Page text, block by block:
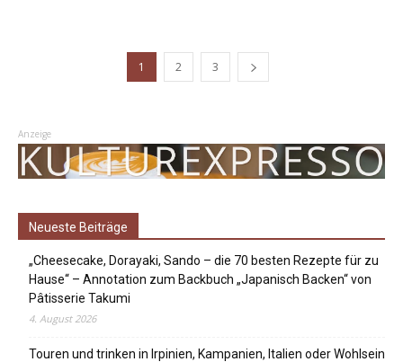
1 2 3
Anzeige
Neueste Beiträge
„Cheesecake, Dorayaki, Sando – die 70 besten Rezepte für zu
Hause“ – Annotation zum Backbuch „Japanisch Backen“ von
Pâtisserie Takumi
4. August 2026
Touren und trinken in Irpinien, Kampanien, Italien oder Wohlsein